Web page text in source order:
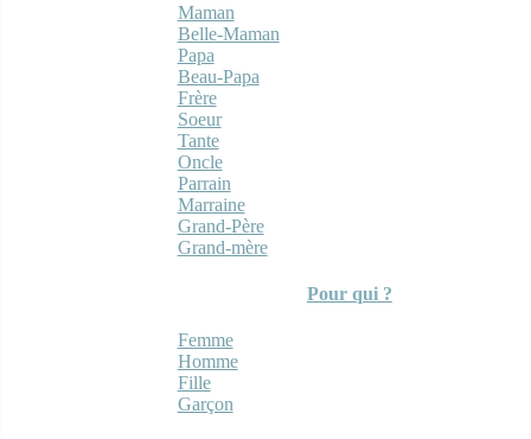
Maman
Belle-Maman
Papa
Beau-Papa
Frère
Soeur
Tante
Oncle
Parrain
Marraine
Grand-Père
Grand-mère
Pour qui ?
Femme
Homme
Fille
Garçon